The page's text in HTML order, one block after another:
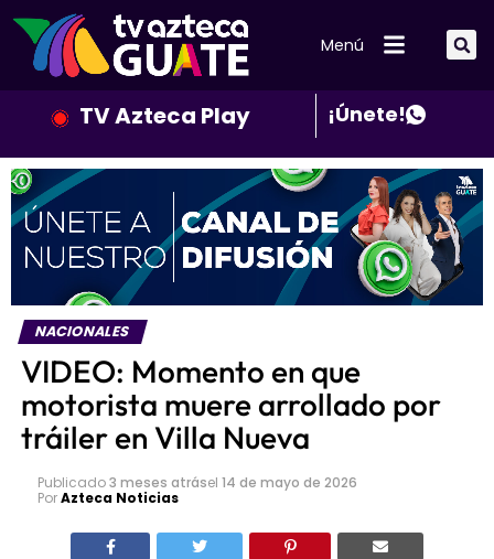
Menú
TV Azteca Play ¡Únete!
NACIONALES
VIDEO: Momento en que
motorista muere arrollado por
tráiler en Villa Nueva
Publicado 3 meses atrásel
14 de mayo de 2026